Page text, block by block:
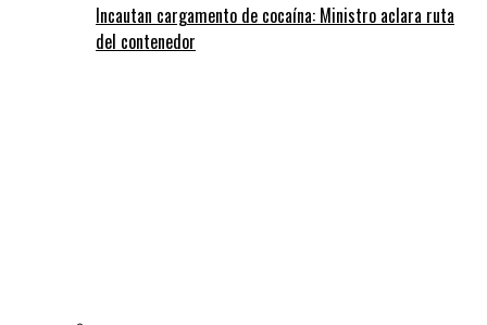
Incautan cargamento de cocaína: Ministro aclara ruta
del contenedor